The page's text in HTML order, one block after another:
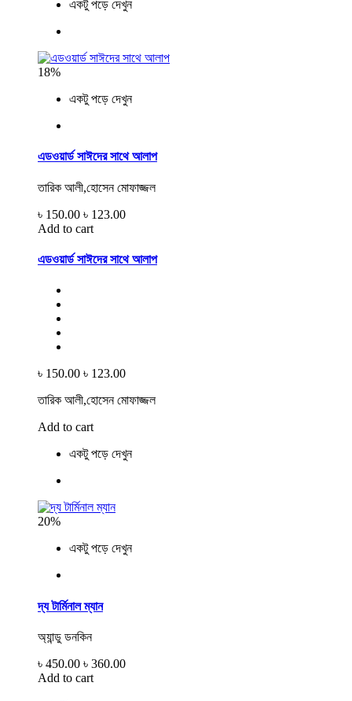
একটু পড়ে দেখুন
18%
একটু পড়ে দেখুন
এডওয়ার্ড সাঈদের সাথে আলাপ
তারিক আলী,হোসেন মোফাজ্জল
৳ 150.00 ৳ 123.00
Add to cart
এডওয়ার্ড সাঈদের সাথে আলাপ
৳ 150.00 ৳ 123.00
তারিক আলী,হোসেন মোফাজ্জল
Add to cart
একটু পড়ে দেখুন
20%
একটু পড়ে দেখুন
দ্য টার্মিনাল ম্যান
অ্যান্ডু ডনকিন
৳ 450.00 ৳ 360.00
Add to cart